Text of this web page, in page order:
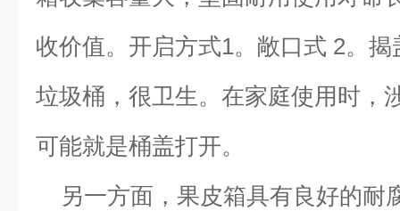
收价值。开启方式1。敞口式 2。
垃圾桶，很卫生。在家庭使用时，
可能就是桶盖打开。
另一方面，果皮箱具有良好的耐